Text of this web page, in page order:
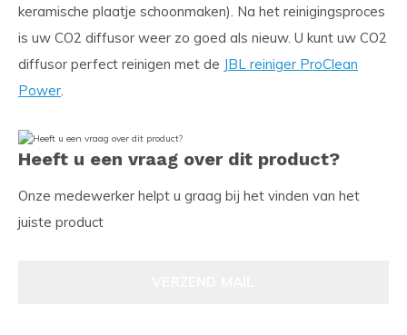
keramische plaatje schoonmaken). Na het reinigingsproces
is uw CO2 diffusor weer zo goed als nieuw. U kunt uw CO2
diffusor perfect reinigen met de JBL reiniger ProClean
Power.
Heeft u een vraag over dit product?
Onze medewerker helpt u graag bij het vinden van het
juiste product